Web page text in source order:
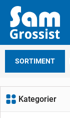
SORTIMENT
Kategorier